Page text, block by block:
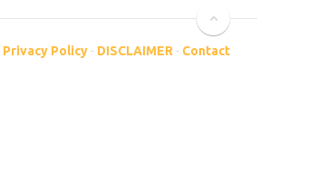
Privacy Policy- DISCLAIMER - Contact